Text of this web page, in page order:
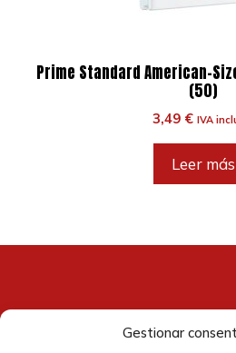
Gestionar
Prime Standard American-
(50)
3,49 € IVA
Leer más